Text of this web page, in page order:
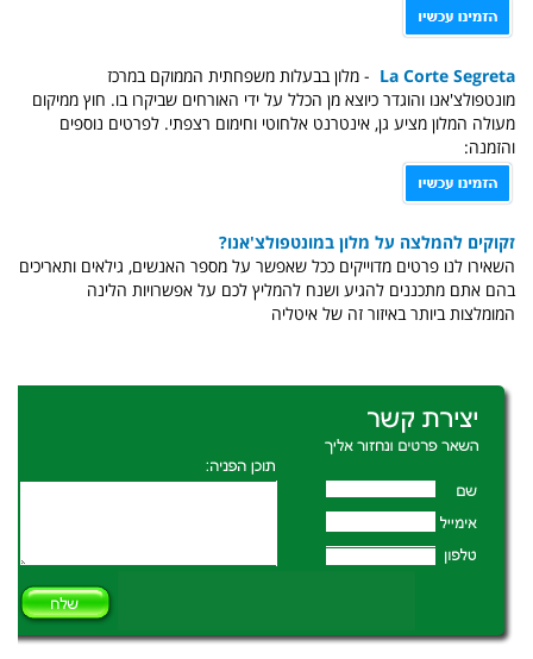
La Corte Segreta - מלון בבעלות משפחתית הממוקם במרכז
מונטפולצ'אנו והוגדר כיוצא מן הכלל על ידי האורחים שביקרו בו. חוץ ממיקום
מעולה המלון מציע גן, אינטרנט אלחוטי וחימום רצפתי. לפרטים נוספים
והזמנה:
זקוקים להמלצה על מלון במונטפולצ'אנו?
השאירו לנו פרטים מדוייקים ככל שאפשר על מספר האנשים, גילאים ותאריכים
בהם אתם מתכננים להגיע ושנח להמליץ לכם על אפשרויות הלינה
המומלצות ביותר באיזור זה של איטליה